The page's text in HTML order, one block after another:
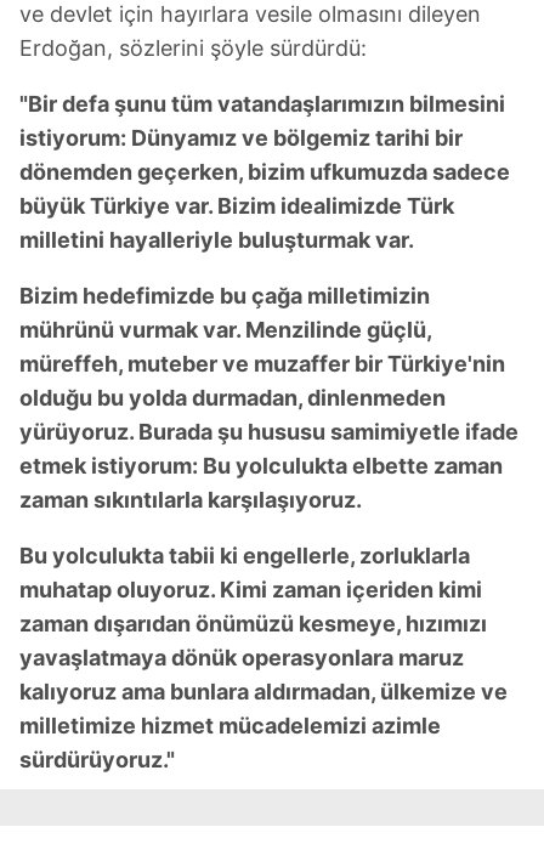
ve devlet için hayırlara vesile olmasını dileyen
Erdoğan, sözlerini şöyle sürdürdü:
"Bir defa şunu tüm vatandaşlarımızın bilmesini
istiyorum: Dünyamız ve bölgemiz tarihi bir
dönemden geçerken, bizim ufkumuzda sadece
büyük Türkiye var. Bizim idealimizde Türk
milletini hayalleriyle buluşturmak var.
Bizim hedefimizde bu çağa milletimizin
mührünü vurmak var. Menzilinde güçlü,
müreffeh, muteber ve muzaffer bir Türkiye'nin
olduğu bu yolda durmadan, dinlenmeden
yürüyoruz. Burada şu hususu samimiyetle ifade
etmek istiyorum: Bu yolculukta elbette zaman
zaman sıkıntılarla karşılaşıyoruz.
Bu yolculukta tabii ki engellerle, zorluklarla
muhatap oluyoruz. Kimi zaman içeriden kimi
zaman dışarıdan önümüzü kesmeye, hızımızı
yavaşlatmaya dönük operasyonlara maruz
kalıyoruz ama bunlara aldırmadan, ülkemize ve
milletimize hizmet mücadelemizi azimle
sürdürüyoruz."